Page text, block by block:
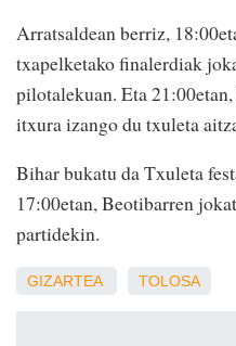
Arratsaldean berriz,
txapelketako finalerdiak
pilotalekuan. Eta
itxura izango du txuleta
Bihar bukatu da Txuleta
17:00etan, Beotibarren
partidekin.
GIZARTEA TOLOSA